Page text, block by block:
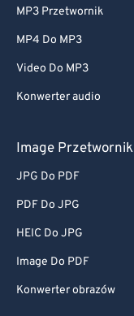
MP3 Przetwornik
MP4 Do MP3
Video Do MP3
Konwerter audio
Image Przetwornik
JPG Do PDF
PDF Do JPG
HEIC Do JPG
Image Do PDF
Konwerter obrazów